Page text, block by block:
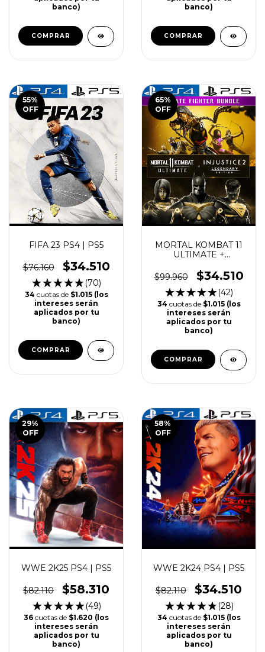
banco)
COMPRAR
banco)
COMPRAR
55%
OFF
FIFA 23 PS4 | PS5
$76.160 $34.510
(70)
34 cuotas de $1.015 (los
intereses serán
aplicados por tu
banco)
COMPRAR
65%
OFF
MORTAL KOMBAT 11
ULTIMATE +
PS5
$99.960 $34.510
(42)
34 cuotas de $1.015 (los
intereses serán
aplicados por tu
banco)
COMPRAR
29%
OFF
WWE 2K25 PS4 | PS5
$82.110 $58.310
(49)
36 cuotas de $1.620 (los
intereses serán
aplicados por tu
banco)
58%
OFF
WWE 2K24 PS4 | PS5
$82.110 $34.510
(28)
34 cuotas de $1.015 (los
intereses serán
aplicados por tu
banco)